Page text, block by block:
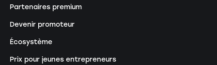
Partenaires premium
Devenir promoteur
Écosystème
Prix pour jeunes entrepreneurs